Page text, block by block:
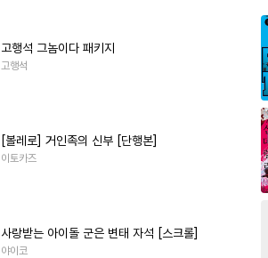
고행석 그놈이다 패키지
고행석
[볼레로] 거인족의 신부 [단행본]
이토카즈
사랑받는 아이돌 군은 변태 자석 [스크롤]
야이코